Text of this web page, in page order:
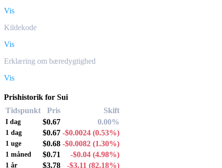
Vis
Kildekode
Vis
Erklæring om bæredygtighed
Vis
Prishistorik for Sui
Tidspunkt
Pris Skift
I dag $0.67 0.00%
1 dag $0.67 -$0.0024 (0.53%)
1 uge $0.68 -$0.0082 (1.30%)
1 måned $0.71 -$0.04 (4.98%)
1 år $3.78 -$3.11 (82.18%)